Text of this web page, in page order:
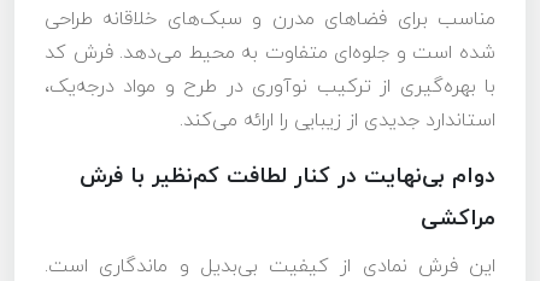
مناسب برای فضاهای مدرن و سبک‌های خلاقانه طراحی
شده است و جلوه‌ای متفاوت به محیط می‌دهد. فرش کد
با بهره‌گیری از ترکیب نوآوری در طرح و مواد درجه‌یک،
استاندارد جدیدی از زیبایی را ارائه می‌کند.
دوام بی‌نهایت در کنار لطافت کم‌نظیر با فرش
مراکشی
این فرش نمادی از کیفیت بی‌بدیل و ماندگاری است.